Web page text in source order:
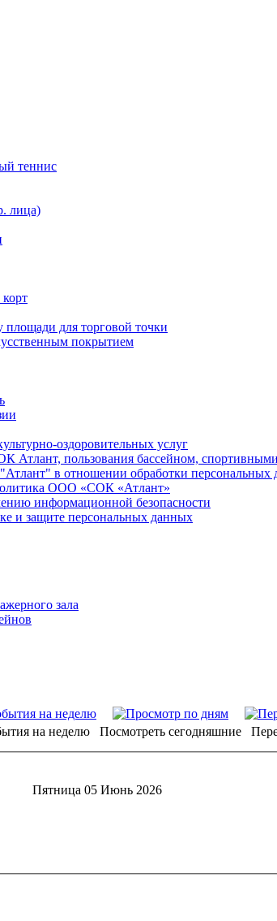
теннис
лица)
площади для торговой точки
покрытием
оздоровительных услуг
Атлант, пользования бассейном,
в отношении обработки персональных
ООО «СОК «Атлант»
информационной безопасности
и защите персональных данных
зала
на неделю Посмотреть сегодняшние
Пятница 05 Июнь 2026